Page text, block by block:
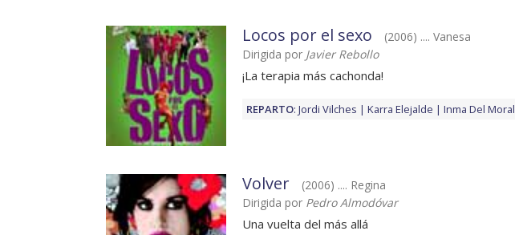
Locos por el sexo
(2006) .... Vanesa
Dirigida por Javier Rebollo
¡La terapia más cachonda!
REPARTO: Jordi Vilches Karra Elejalde Inma Del Moral
Volver
(2006) .... Regina
Dirigida por Pedro Almodóvar
Una vuelta del más allá